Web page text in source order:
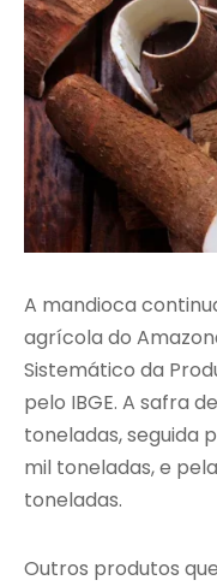
A mandioca
agrícola do
Sistemático da
pelo IBGE. A safra
toneladas, seguida
mil toneladas, e
toneladas.
Outros produtos